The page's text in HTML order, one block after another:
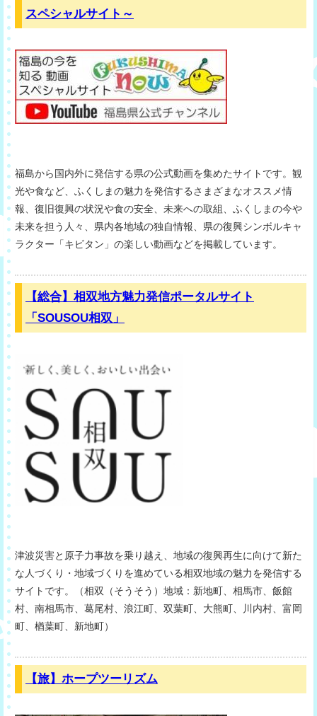
スペシャルサイト～
福島から国内外に発信する県の公式動画を集めたサイトです。観
光や食など、ふくしまの魅力を発信するさまざまなオススメ情
報、復旧復興の状況や食の安全、未来への取組、ふくしまの今や
未来を担う人々、県内各地域の独自情報、県の復興シンボルキャ
ラクター「キビタン」の楽しい動画などを掲載しています。
【総合】相双地方魅力発信ポータルサイト
「SOUSOU相双」
津波災害と原子力事故を乗り越え、地域の復興再生に向けて新た
な人づくり・地域づくりを進めている相双地域の魅力を発信する
サイトです。（相双（そうそう）地域：新地町、相馬市、飯館
村、南相馬市、葛尾村、浪江町、双葉町、大熊町、川内村、富岡
町、楢葉町、新地町）
【旅】ホープツーリズム